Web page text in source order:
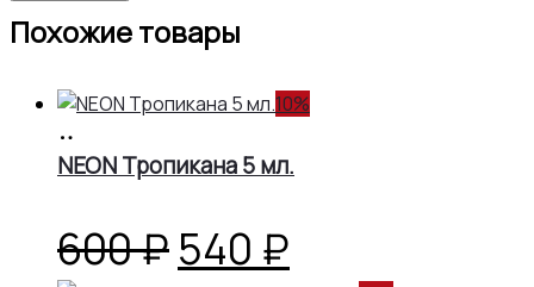
Похожие товары
10%
корзину
NEON Тропикана 5 мл.
600₽Первоначальная
540 ₽